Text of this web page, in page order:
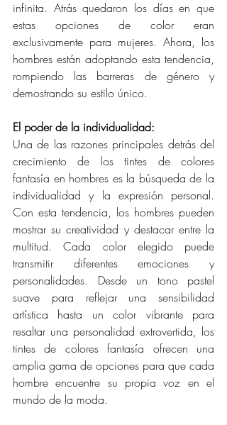
infinita. Atrás quedaron los días en que
estas opciones de color eran
exclusivamente para mujeres. Ahora, los
hombres están adoptando esta tendencia,
rompiendo las barreras de género y
demostrando su estilo único.
El poder de la individualidad:
Una de las razones principales detrás del
crecimiento de los tintes de colores
fantasía en hombres es la búsqueda de la
individualidad y la expresión personal.
Con esta tendencia, los hombres pueden
mostrar su creatividad y destacar entre la
multitud. Cada color elegido puede
transmitir diferentes emociones y
personalidades. Desde un tono pastel
suave para reflejar una sensibilidad
artística hasta un color vibrante para
resaltar una personalidad extrovertida, los
tintes de colores fantasía ofrecen una
amplia gama de opciones para que cada
hombre encuentre su propia voz en el
mundo de la moda.